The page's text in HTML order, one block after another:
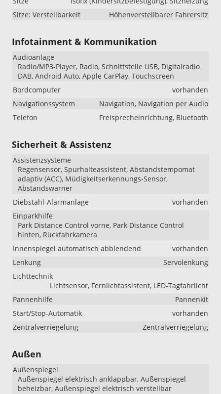
Sitze: Verstellbarkeit
Höhenverstellbarer Fahrersitz
Infotainment & Kommunikation
Audioanlage
Radio/MP3-Player, Radio, Schnittstelle USB, Digitalradio
DAB, Android Auto, Apple CarPlay, Touchscreen
Bordcomputer
vorhanden
Navigationssystem
Navigation, Navigation per Audio
Telefon
Freisprecheinrichtung, Bluetooth
Sicherheit & Assistenz
Assistenzsysteme
Regensensor, Spurhalteassistent, Abstandstempomat
adaptiv (ACC), Müdigkeitserkennungs-Sensor,
Abstandswarner
Diebstahl-Alarmanlage
vorhanden
Einparkhilfe
Park Distance Control vorne, Park Distance Control
hinten, Rückfahrkamera
Innenspiegel automatisch abblendend
vorhanden
Lenkung
Servolenkung
Lichttechnik
Lichtsensor, Fernlichtassistent, LED-Tagfahrlicht
Pannenhilfe
Pannenkit
Start/Stop-Automatik
vorhanden
Zentralverriegelung
Zentralverriegelung
Außen
Außenspiegel
Außenspiegel elektrisch anklappbar, Außenspiegel
beheizbar, Außenspiegel elektrisch verstellbar